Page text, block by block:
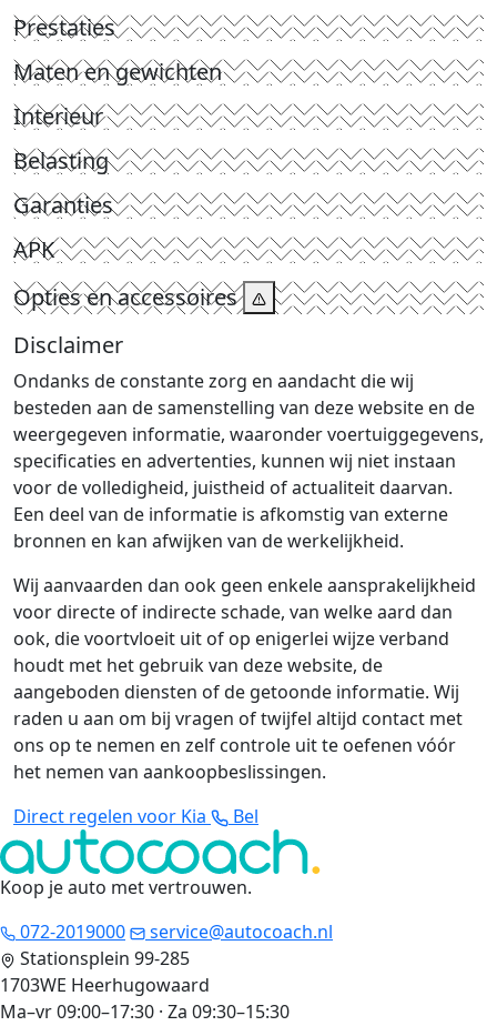
Prestaties
Maten en gewichten
Interieur
Belasting
Garanties
APK
Opties en accessoires
Disclaimer
Ondanks de constante zorg en aandacht die wij
besteden aan de samenstelling van deze website en de
weergegeven informatie, waaronder voertuiggegevens,
specificaties en advertenties, kunnen wij niet instaan
voor de volledigheid, juistheid of actualiteit daarvan.
Een deel van de informatie is afkomstig van externe
bronnen en kan afwijken van de werkelijkheid.
Wij aanvaarden dan ook geen enkele aansprakelijkheid
voor directe of indirecte schade, van welke aard dan
ook, die voortvloeit uit of op enigerlei wijze verband
houdt met het gebruik van deze website, de
aangeboden diensten of de getoonde informatie. Wij
raden u aan om bij vragen of twijfel altijd contact met
ons op te nemen en zelf controle uit te oefenen vóór
het nemen van aankoopbeslissingen.
Direct regelen voor Kia
Bel
Koop je auto met vertrouwen.
072-2019000
service@autocoach.nl
Stationsplein 99-285
1703WE Heerhugowaard
Ma–vr 09:00–17:30 · Za 09:30–15:30